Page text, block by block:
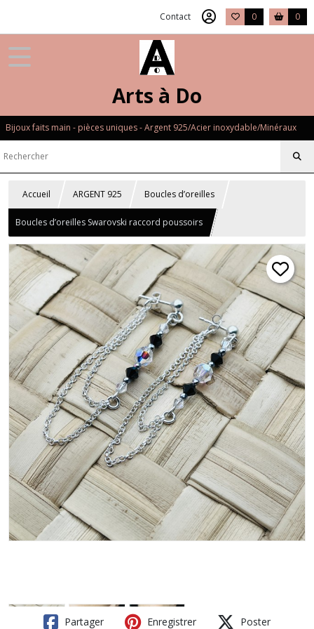
Contact 0 0
Arts à Do
Bijoux faits main - pièces uniques - Argent 925/Acier inoxydable/Minéraux
Accueil ARGENT 925 Boucles d’oreilles
Boucles d’oreilles Swarovski raccord poussoirs
Partager Enregistrer Poster